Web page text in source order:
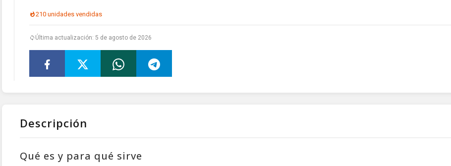
210 unidades vendidas
Última actualización: 5 de agosto de 2026
Descripción
Qué es y para qué sirve